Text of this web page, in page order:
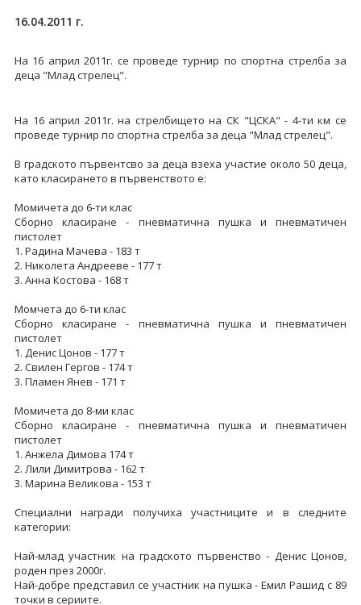
16.04.2011 г.
На 16 април 2011г. се проведе турнир по спортна стрелба за
деца "Млад стрелец".
На 16 април 2011г. на стрелбището на СК "ЦСКА" - 4-ти км се
проведе турнир по спортна стрелба за деца "Млад стрелец".
В градското първентсво за деца взеха участие около 50 деца,
като класирането в първенството е:
Момичета до 6-ти клас
Сборно класиране - пневматична пушка и пневматичен
пистолет
1. Радина Мачева - 183 т
2. Николета Андрееве - 177 т
3. Анна Костова - 168 т
Момчета до 6-ти клас
Сборно класиране - пневматична пушка и пневматичен
пистолет
1. Денис Цонов - 177 т
2. Свилен Гергов - 174 т
3. Пламен Янев - 171 т
Момичета до 8-ми клас
Сборно класиране - пневматична пушка и пневматичен
пистолет
1. Анжела Димова 174 т
2. Лили Димитрова - 162 т
3. Марина Великова - 153 т
Специални награди получиха участниците и в следните
категории:
Най-млад участник на градското първенство - Денис Цонов,
роден през 2000г.
Най-добре представил се участник на пушка - Емил Рашид с 89
точки в сериите.